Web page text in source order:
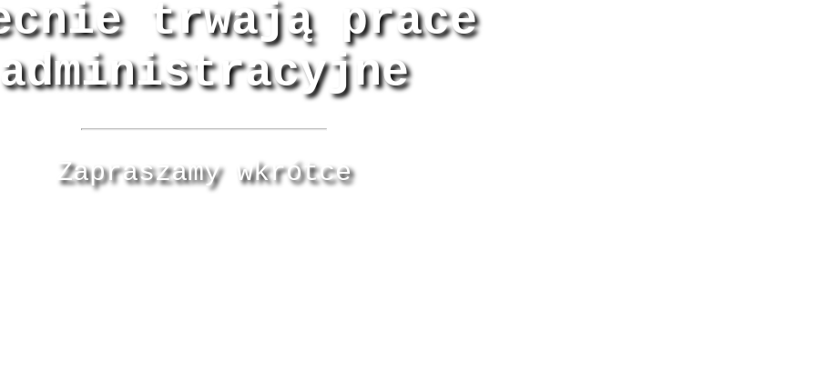
trwają prace
administracyjne
Zapraszamy wkrótce